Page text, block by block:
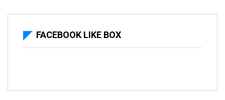
FACEBOOK LIKE BOX